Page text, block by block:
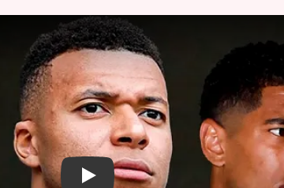
Смотреть видео YouTube